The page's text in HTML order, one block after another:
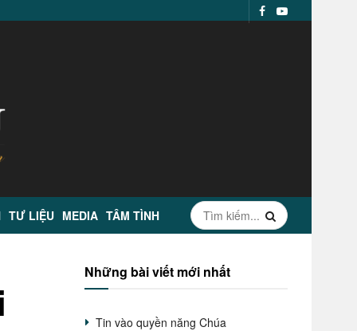
TƯ LIỆU MEDIA TÂM TÌNH
Những bài viết mới nhất
Tin vào quyền năng Chúa